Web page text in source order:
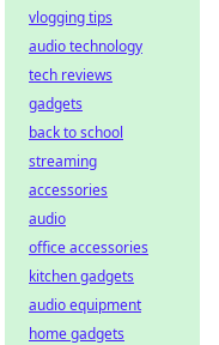
vlogging tips
audio technology
tech reviews
gadgets
back to school
streaming
accessories
audio
office accessories
kitchen gadgets
audio equipment
home gadgets